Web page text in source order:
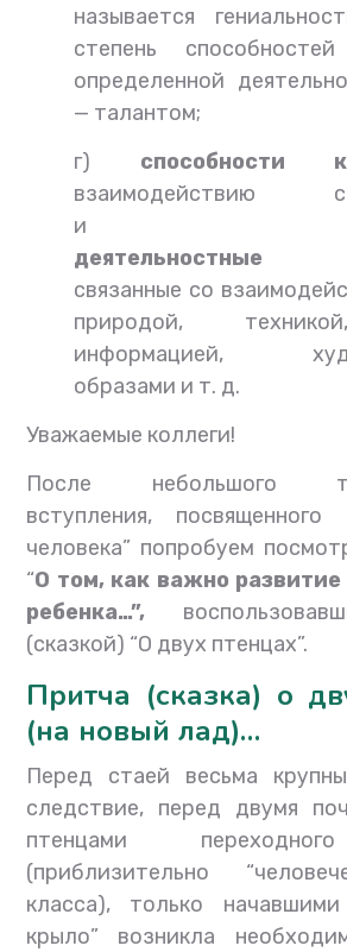
называется
степень
определенной
— талантом;
г) способности
деятельностные
связанные со
природой,
информацией,
образами и т. д.
Уважаемые коллеги!
После небольшого
вступления, посвященного
человека” попробуем
“О том, как важно развитие
ребенка…”,
(сказкой) “О двух птенцах”.
Притча (сказка) о
(на новый лад)…
Перед стаей весьма
следствие, перед двумя
птенцами
(приблизительно
класса), только
крыло” возникла